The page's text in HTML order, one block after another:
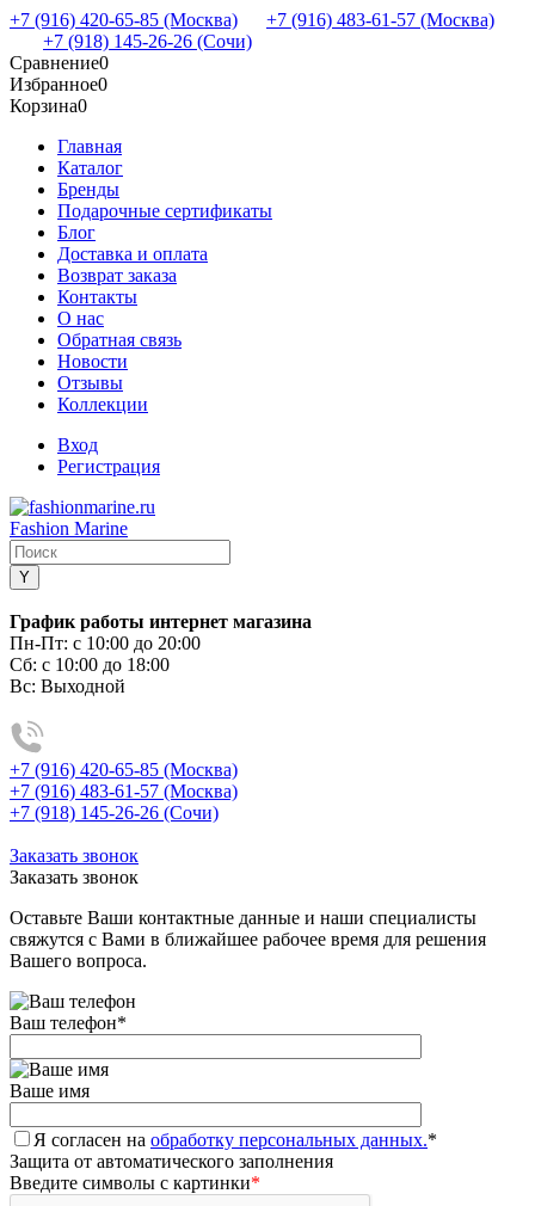
+7 (916) 420-65-85 (Москва)
+7 (916) 483-61-57 (Москва)
+7 (918) 145-26-26 (Сочи)
Сравнение0
Избранное0
Корзина0
Главная
Каталог
Бренды
Подарочные сертификаты
Блог
Доставка и оплата
Возврат заказа
Контакты
О нас
Обратная связь
Новости
Отзывы
Коллекции
Вход
Регистрация
Fashion Marine
График работы интернет магазина
Пн-Пт: с 10:00 до 20:00
Сб: с 10:00 до 18:00
Вс: Выходной
+7 (916) 420-65-85 (Москва)
+7 (916) 483-61-57 (Москва)
+7 (918) 145-26-26 (Сочи)
Заказать звонок
Заказать звонок
Оставьте Ваши контактные данные и наши специалисты
свяжутся с Вами в ближайшее рабочее время для решения
Вашего вопроса.
Ваш телефон*
Ваше имя
Я согласен на обработку персональных данных.*
Защита от автоматического заполнения
Введите символы с картинки*